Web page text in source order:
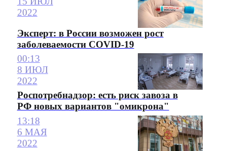
2022
Эксперт: в России возможен рост
заболеваемости COVID-19
00:13
8 ИЮЛ
2022
Роспотребнадзор: есть риск завоза в
РФ новых вариантов "омикрона"
13:18
6 МАЯ
2022